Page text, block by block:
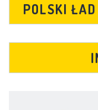
POLSKI